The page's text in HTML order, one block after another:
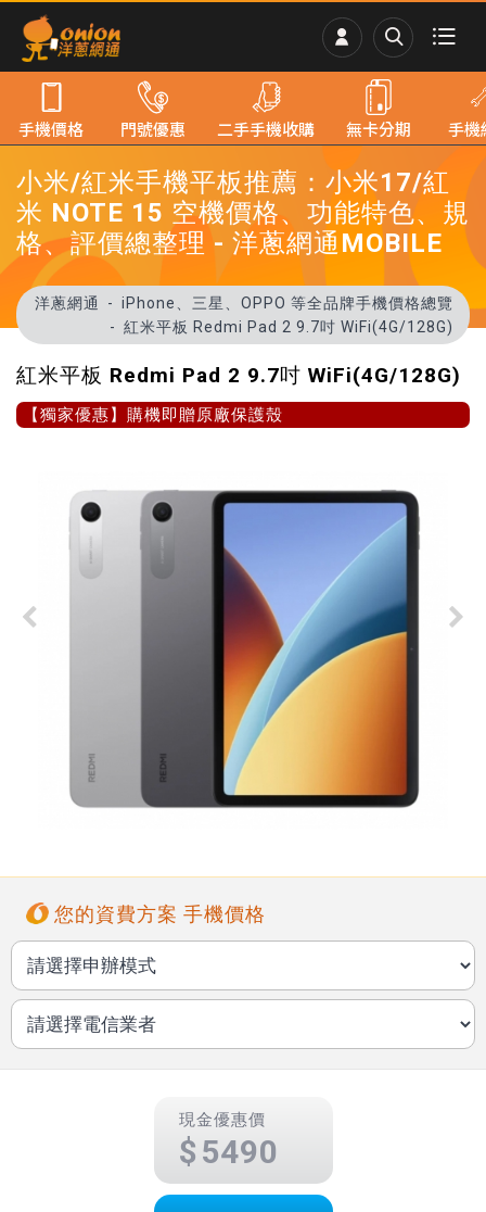
小米/紅米手機平板推薦：小米17/紅
米 NOTE 15 空機價格、功能特色、規
格、評價總整理 - 洋蔥網通MOBILE
洋蔥網通
iPhone、三星、OPPO 等全品牌手機價格總覽
紅米平板 Redmi Pad 2 9.7吋 WiFi(4G/128G)
紅米平板 Redmi Pad 2 9.7吋 WiFi(4G/128G)
【獨家優惠】購機即贈原廠保護殼
您的資費方案 手機價格
現金優惠價
5490
手機價格 門號優惠 二手手機收購 無卡分期 手機